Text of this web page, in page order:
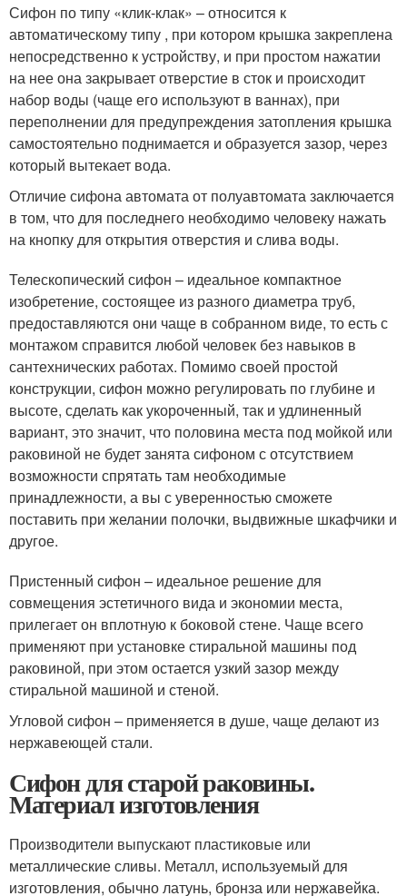
Сифон по типу «клик-клак» – относится к
автоматическому типу , при котором крышка закреплена
непосредственно к устройству, и при простом нажатии
на нее она закрывает отверстие в сток и происходит
набор воды (чаще его используют в ваннах), при
переполнении для предупреждения затопления крышка
самостоятельно поднимается и образуется зазор, через
который вытекает вода.
Отличие сифона автомата от полуавтомата заключается
в том, что для последнего необходимо человеку нажать
на кнопку для открытия отверстия и слива воды.
Телескопический сифон – идеальное компактное
изобретение, состоящее из разного диаметра труб,
предоставляются они чаще в собранном виде, то есть с
монтажом справится любой человек без навыков в
сантехнических работах. Помимо своей простой
конструкции, сифон можно регулировать по глубине и
высоте, сделать как укороченный, так и удлиненный
вариант, это значит, что половина места под мойкой или
раковиной не будет занята сифоном с отсутствием
возможности спрятать там необходимые
принадлежности, а вы с уверенностью сможете
поставить при желании полочки, выдвижные шкафчики и
другое.
Пристенный сифон – идеальное решение для
совмещения эстетичного вида и экономии места,
прилегает он вплотную к боковой стене. Чаще всего
применяют при установке стиральной машины под
раковиной, при этом остается узкий зазор между
стиральной машиной и стеной.
Угловой сифон – применяется в душе, чаще делают из
нержавеющей стали.
Сифон для старой раковины.
Материал изготовления
Производители выпускают пластиковые или
металлические сливы. Металл, используемый для
изготовления, обычно латунь, бронза или нержавейка.